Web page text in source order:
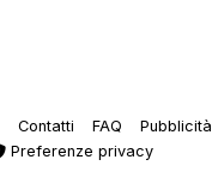
Contatti FAQ Pubblicità
Preferenze privacy